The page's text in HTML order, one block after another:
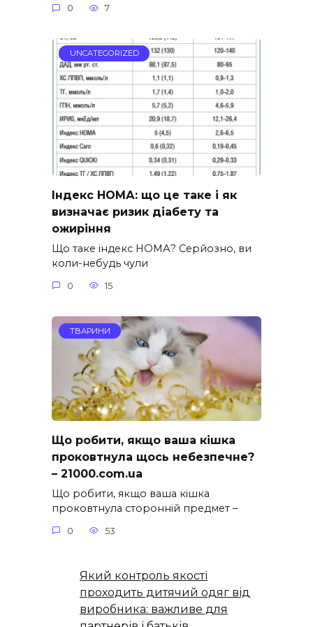
0 7
UNCATEGORIZED
Індекс НОМА: що це таке і як
визначає ризик діабету та
ожиріння
Що таке індекс НОМА? Серйозно, ви
коли-небудь чули
0 15
ТВАРИНИ
Що робити, якщо ваша кішка
проковтнула щось небезпечне?
– 21000.com.ua
Що робити, якщо ваша кішка
проковтнула сторонній предмет –
0 53
Який контроль якості
проходить дитячий одяг від
виробника: важливе для